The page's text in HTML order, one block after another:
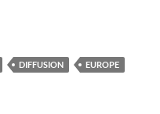
DIFFUSION
EUROPE